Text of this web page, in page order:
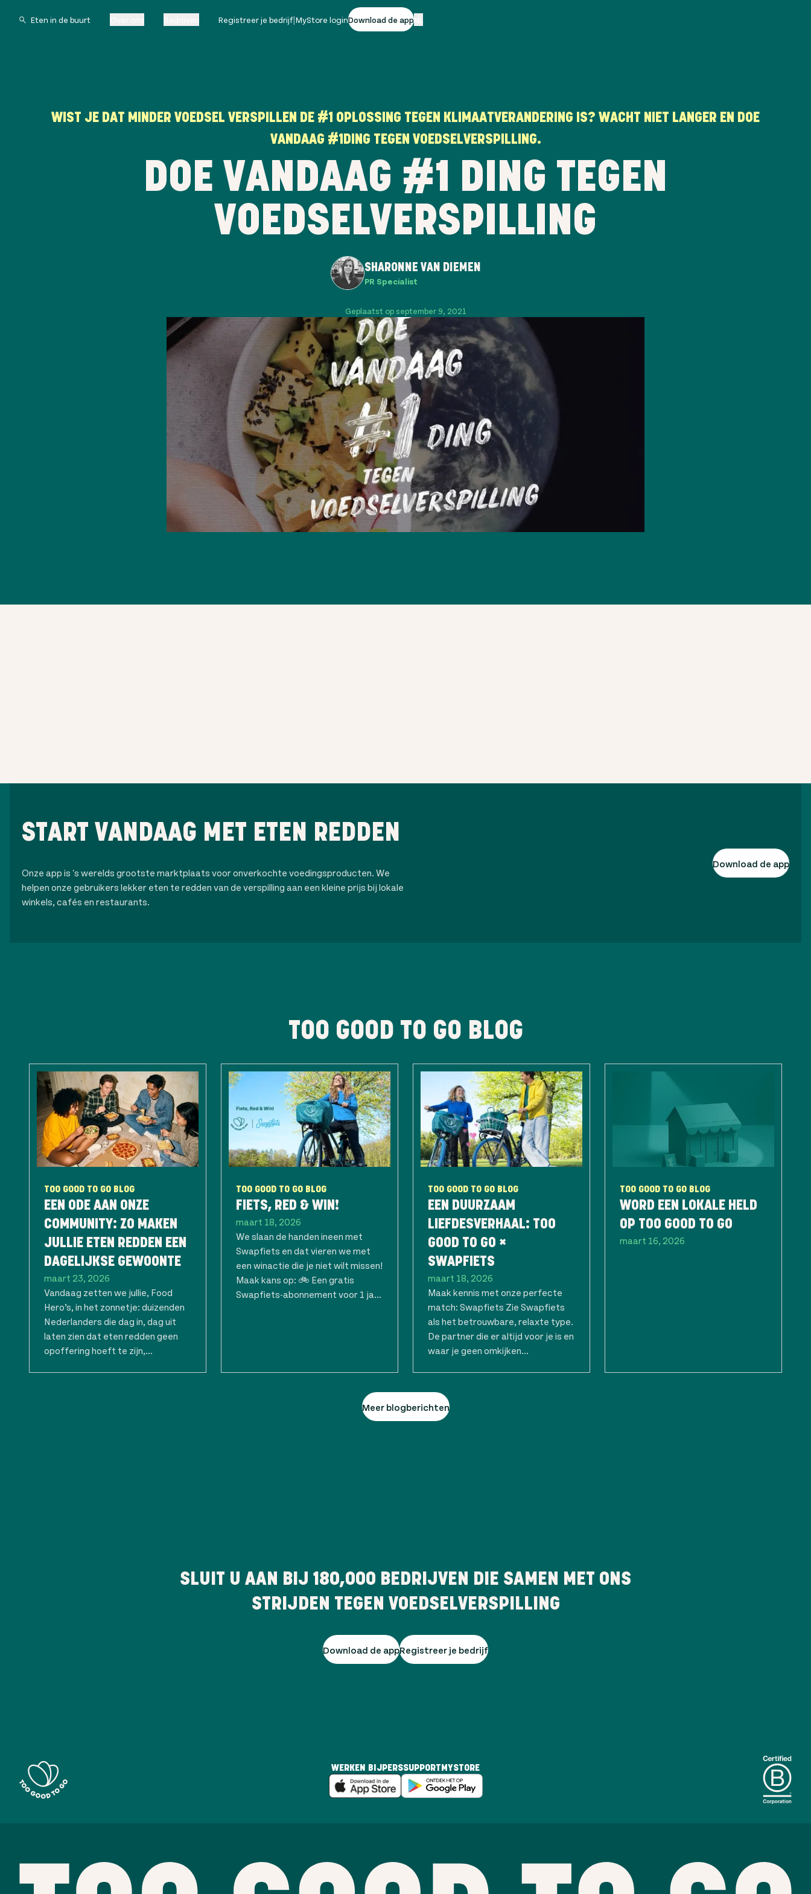
Registreer je bedrijf|MyStore loginDownload de app
WIST JE DAT MINDER VOEDSEL VERSPILLEN DE #1 OPLOSSING TEGEN KLIMAATVERANDERING IS? WACHT NIET LANGER EN DOE
VANDAAG #1DING TEGEN VOEDSELVERSPILLING.
DOE VANDAAG #1 DING TEGEN
VOEDSELVERSPILLING
SHARONNE VAN DIEMEN
PR Specialist
Geplaatst op september 9, 2021
START VANDAAG MET ETEN REDDEN
Onze app is 's werelds grootste marktplaats voor onverkochte voedingsproducten. We
helpen onze gebruikers lekker eten te redden van de verspilling aan een kleine prijs bij lokale
winkels, cafés en restaurants.
Download de app
TOO GOOD TO GO BLOG
TOO GOOD TO GO BLOG
EEN ODE AAN ONZE
COMMUNITY: ZO MAKEN
JULLIE ETEN REDDEN EEN
DAGELIJKSE GEWOONTE
maart 23, 2026
Vandaag zetten we jullie, Food
Hero’s, in het zonnetje: duizenden
Nederlanders die dag in, dag uit
laten zien dat eten redden geen
opoffering hoeft te zijn,...
TOO GOOD TO GO BLOG
FIETS, RED & WIN!
maart 18, 2026
We slaan de handen ineen met
Swapfiets en dat vieren we met
een winactie die je niet wilt missen!
Maak kans op: 🚲 Een gratis
Swapfiets-abonnement voor 1 ja...
TOO GOOD TO GO BLOG
EEN DUURZAAM
LIEFDESVERHAAL: TOO
GOOD TO GO ×
SWAPFIETS
maart 18, 2026
Maak kennis met onze perfecte
match: Swapfiets Zie Swapfiets
als het betrouwbare, relaxte type.
De partner die er altijd voor je is en
waar je geen omkijken...
TOO GOOD TO GO BLOG
WORD EEN LOKALE HELD
OP TOO GOOD TO GO
maart 16, 2026
Meer blogberichten
SLUIT U AAN BIJ 180,000 BEDRIJVEN DIE SAMEN MET ONS
STRIJDEN TEGEN VOEDSELVERSPILLING
Download de appRegistreer je bedrijf
WERKEN BIJ PERSSUPPORT MYSTORE